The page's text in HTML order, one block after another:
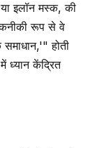
इलॉन मस्क, की
रूप से वे
होती
ध्यान केंद्रित